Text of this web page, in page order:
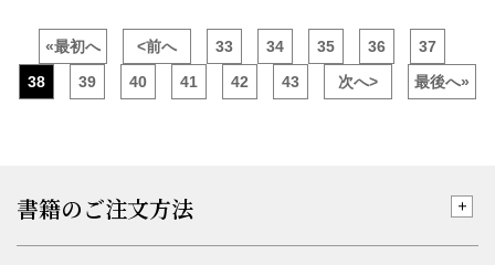
«最初へ <前へ 33 34 35 36
37
38
39 40 41 42 43 次へ> 最後へ»
書籍のご注文方法